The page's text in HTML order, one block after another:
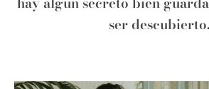
ser descubierto.